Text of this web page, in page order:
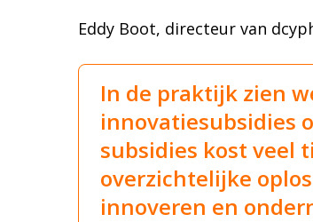
Eddy Boot, directeur van
In de praktijk zien
innovatiesubsidies
subsidies kost veel
overzichtelijke
innoveren en